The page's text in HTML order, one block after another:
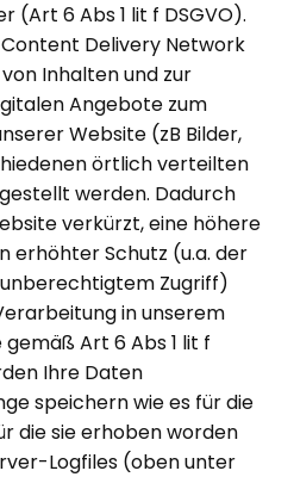
(Art 6 Abs 1 lit f DSGVO).
Delivery Network
Inhalten und zur
Angebote zum
Website (zB Bilder,
örtlich verteilten
werden. Dadurch
verkürzt, eine höhere
erhöhter Schutz (u.a. der
Zugriff)
in unserem
Art 6 Abs 1 lit f
Ihre Daten
speichern wie es für die
die sie erhoben worden
Logfiles (oben unter